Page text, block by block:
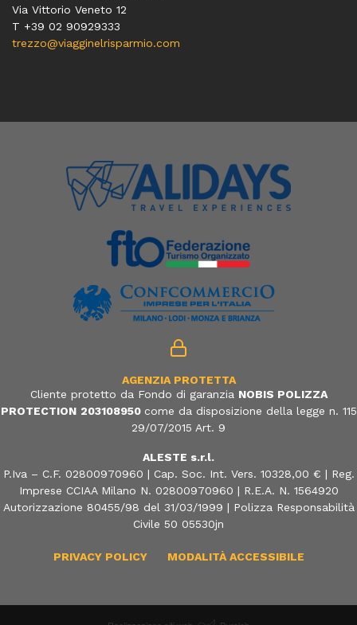
Via Vittorio Veneto 12
T +39 02 90929333
trezzo@viagginelrisparmio.com
AGENZIA PROTETTA
Cliente protetto da Fondo di garanzia NOBIS POLIZZA
PROTECTION 203108950 come da disposizione della legge n. 115
29/07/2015 Art. 9
ALESTE s.r.l.
P.Iva – C.F. 02800970960 | Cap. Soc. Int. Vers. 10328,00 € | Reg.
Imprese CCIAA Milano N. 02800970960 | R.E.A. N. 1564920
Autorizzazione 80455/98 del 31/03/1999 | Polizza Responsabilità
Civile 50 05530jn
PRIVACY POLICY MODALITÀ ACCESSIBILE